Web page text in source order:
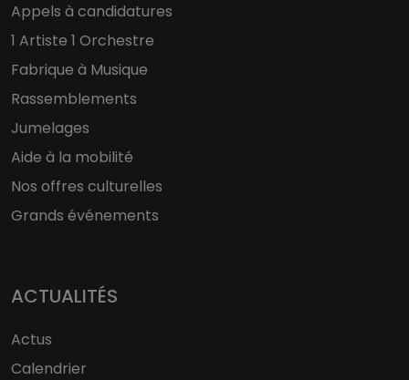
Appels à candidatures
1 Artiste 1 Orchestre
Fabrique à Musique
Rassemblements
Jumelages
Aide à la mobilité
Nos offres culturelles
Grands événements
ACTUALITÉS
Actus
Calendrier